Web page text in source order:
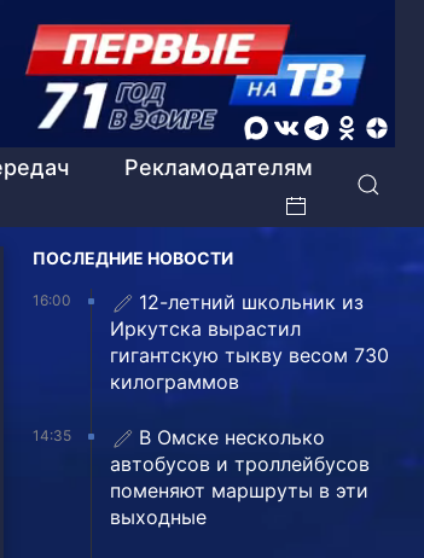
Рекламодателям
ПОСЛЕДНИЕ НОВОСТИ
16:00
12-летний школьник из
Иркутска вырастил
гигантскую тыкву весом 730
килограммов
14:35
В Омске несколько
автобусов и троллейбусов
поменяют маршруты в эти
выходные